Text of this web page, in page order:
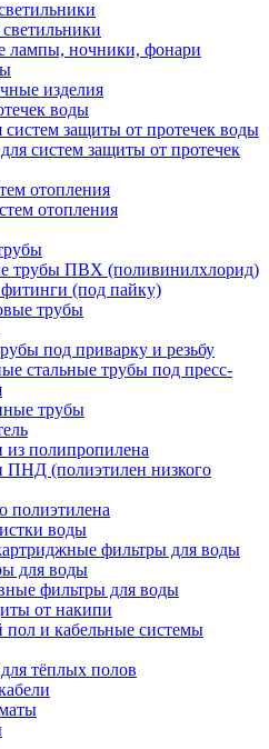
лампы, ночники, фонари
изделия
воды
защиты от протечек воды
систем защиты от протечек
отопления
отопления
трубы ПВХ (поливинилхлорид)
(под пайку)
трубы
под приварку и резьбу
стальные трубы под пресс-
трубы
полипропилена
ПНД (полиэтилен низкого
полиэтилена
воды
фильтры для воды
для воды
фильтры для воды
от накипи
и кабельные системы
тёплых полов